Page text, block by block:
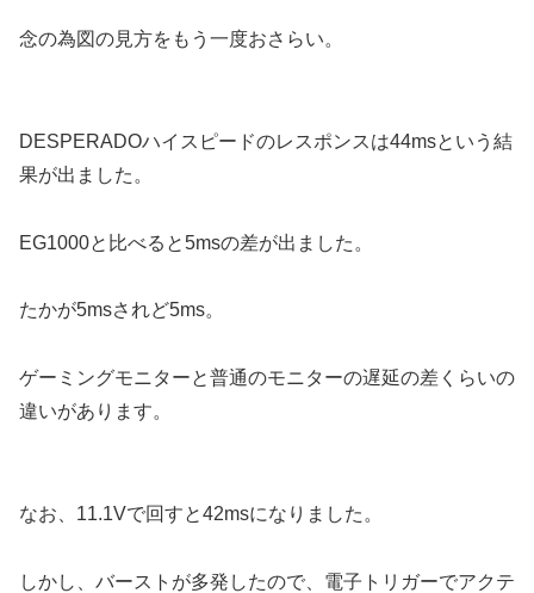
念の為図の見方をもう一度おさらい。
DESPERADOハイスピードのレスポンスは44msという結
果が出ました。
EG1000と比べると5msの差が出ました。
たかが5msされど5ms。
ゲーミングモニターと普通のモニターの遅延の差くらいの
違いがあります。
なお、11.1Vで回すと42msになりました。
しかし、バーストが多発したので、電子トリガーでアクテ